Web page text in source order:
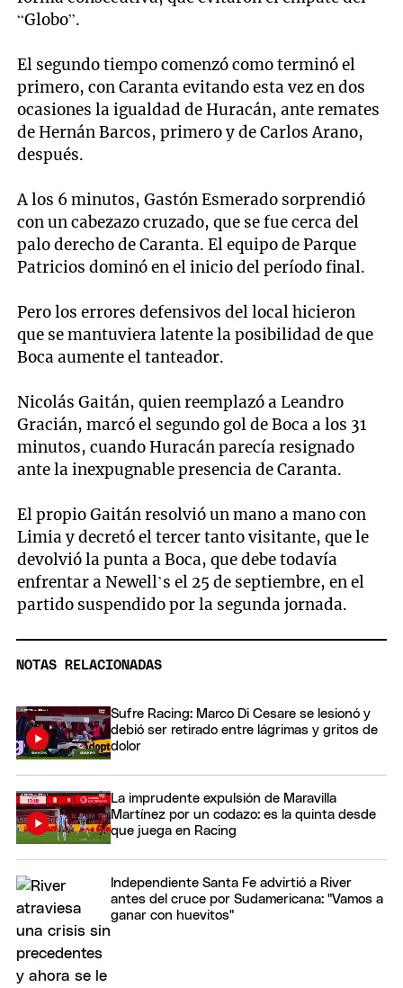
“Globo”.
El segundo tiempo comenzó como terminó el
primero, con Caranta evitando esta vez en dos
ocasiones la igualdad de Huracán, ante remates
de Hernán Barcos, primero y de Carlos Arano,
después.
A los 6 minutos, Gastón Esmerado sorprendió
con un cabezazo cruzado, que se fue cerca del
palo derecho de Caranta. El equipo de Parque
Patricios dominó en el inicio del período final.
Pero los errores defensivos del local hicieron
que se mantuviera latente la posibilidad de que
Boca aumente el tanteador.
Nicolás Gaitán, quien reemplazó a Leandro
Gracián, marcó el segundo gol de Boca a los 31
minutos, cuando Huracán parecía resignado
ante la inexpugnable presencia de Caranta.
El propio Gaitán resolvió un mano a mano con
Limia y decretó el tercer tanto visitante, que le
devolvió la punta a Boca, que debe todavía
enfrentar a Newell’s el 25 de septiembre, en el
partido suspendido por la segunda jornada.
NOTAS RELACIONADAS
Sufre Racing: Marco Di Cesare se lesionó y
debió ser retirado entre lágrimas y gritos de
dolor
La imprudente expulsión de Maravilla
Martínez por un codazo: es la quinta desde
que juega en Racing
Independiente Santa Fe advirtió a River
antes del cruce por Sudamericana: "Vamos a
ganar con huevitos"